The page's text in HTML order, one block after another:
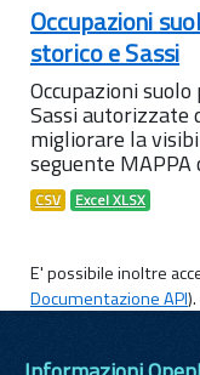
Occupazioni
storico e Sassi
Occupazioni
Sassi autorizzate
migliorare la
seguente MAPPA
CSV Excel XLSX
E' possibile inoltre
Documentazione API).